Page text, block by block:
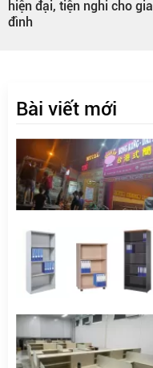
hiện đại, tiện nghi cho gia
đình
Bài viết mới